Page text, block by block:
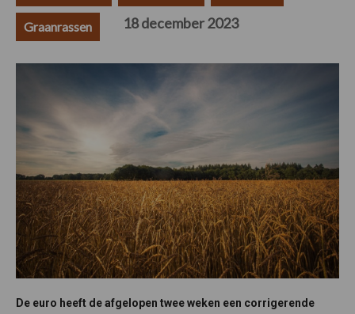
Graanrassen 18 december 2023
De euro heeft de afgelopen twee weken een corrigerende